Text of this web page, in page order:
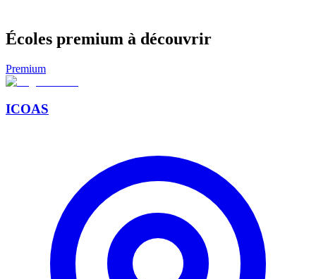
Écoles premium à découvrir
Premium
ICOAS